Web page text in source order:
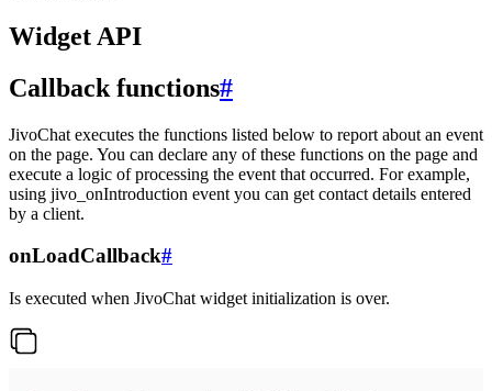
Widget API
Callback functions#
JivoChat executes the functions listed below to report about an event
on the page. You can declare any of these functions on the page and
execute a logic of processing the event that occurred. For example,
using jivo_onIntroduction event you can get contact details entered
by a client.
onLoadCallback#
Is executed when JivoChat widget initialization is over.